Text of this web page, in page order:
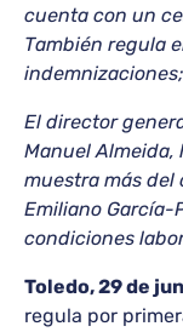
cuenta con un
También regula
El director
Manuel Almeida,
muestra más del
Emiliano García-
condiciones
Toledo, 29 de
regula por